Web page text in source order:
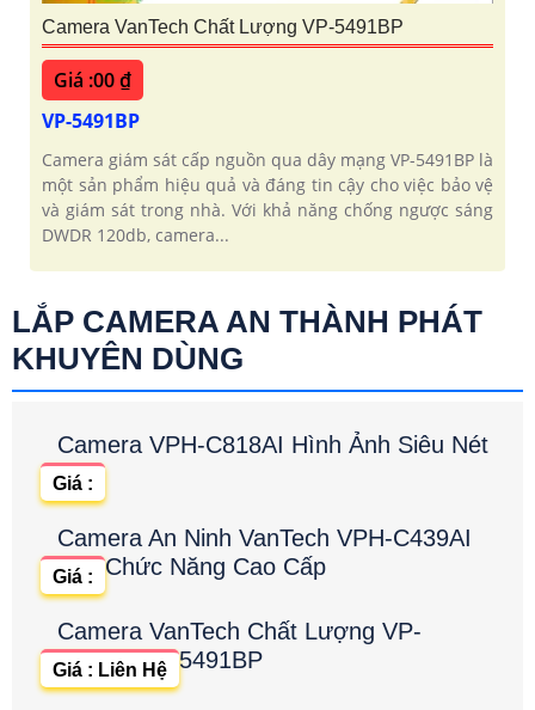
Camera VanTech Chất Lượng VP-5491BP
Giá :00 ₫
VP-5491BP
Camera giám sát cấp nguồn qua dây mạng VP-5491BP là
một sản phẩm hiệu quả và đáng tin cậy cho việc bảo vệ
và giám sát trong nhà. Với khả năng chống ngược sáng
DWDR 120db, camera...
LẮP CAMERA AN THÀNH PHÁT
KHUYÊN DÙNG
Camera VPH-C818AI Hình Ảnh Siêu Nét
Giá :
Camera An Ninh VanTech VPH-C439AI
Chức Năng Cao Cấp
Giá :
Camera VanTech Chất Lượng VP-
5491BP
Giá : Liên Hệ